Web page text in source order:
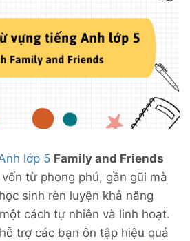
lớp 5 Family and Friends
từ phong phú, gần gũi mà
sinh rèn luyện khả năng
cách tự nhiên và linh hoạt.
trợ các bạn ôn tập hiệu quả